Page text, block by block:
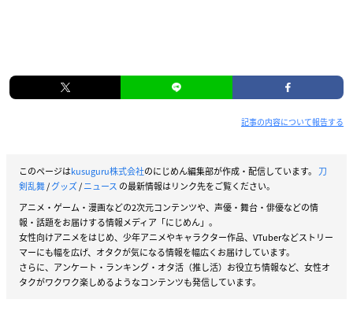
記事の内容について報告する
このページはkusuguru株式会社のにじめん編集部が作成・配信しています。 刀
剣乱舞/グッズ/ニュース の最新情報はリンク先をご覧ください。
アニメ・ゲーム・漫画などの2次元コンテンツや、声優・舞台・俳優などの情
報・話題をお届けする情報メディア「にじめん」。
女性向けアニメをはじめ、少年アニメやキャラクター作品、VTuberなどストリー
マーにも幅を広げ、オタクが気になる情報を幅広くお届けしています。
さらに、アンケート・ランキング・オタ活（推し活）お役立ち情報など、女性オ
タクがワクワク楽しめるようなコンテンツも発信しています。